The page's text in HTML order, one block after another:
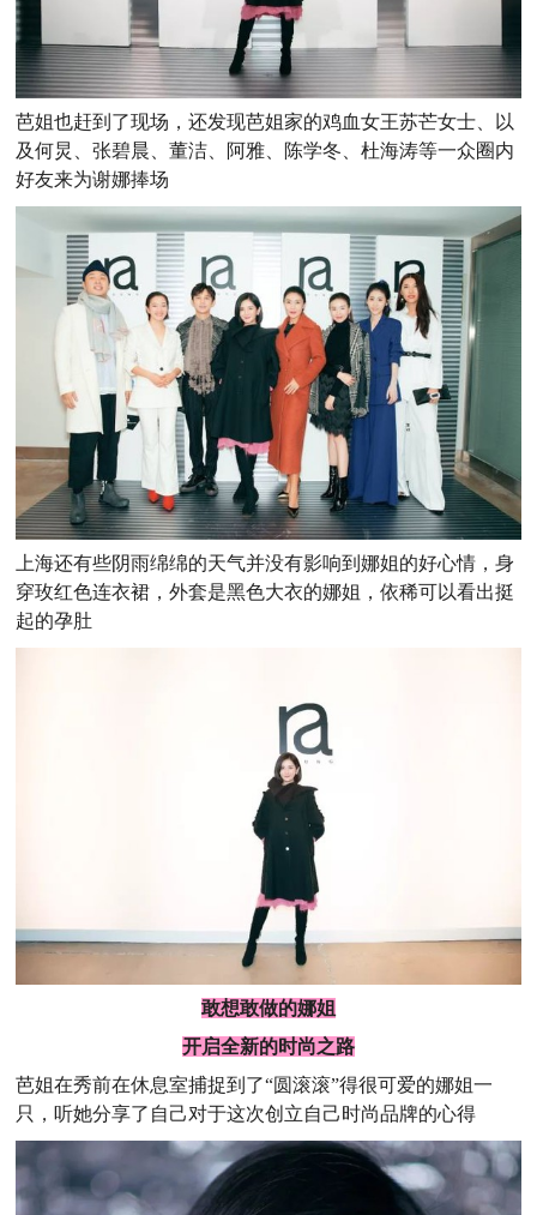
芭姐也赶到了现场，还发现芭姐家的鸡血女王苏芒女士 、以
及何炅、张碧晨、董洁、阿雅、陈学冬、杜海涛等一众圈内
好友来为谢娜捧场
上海还有些阴雨绵绵的天气并没有影响到娜姐的好心情，身
穿玫红色连衣裙，外套是黑色大衣的娜姐，依稀可以看出挺
起的孕肚
敢想敢做的娜姐
开启全新的时尚之路
芭姐在秀前在休息室捕捉到了“圆滚滚”得很可爱的娜姐一
只，听她分享了自己对于这次创立自己时尚品牌的心得